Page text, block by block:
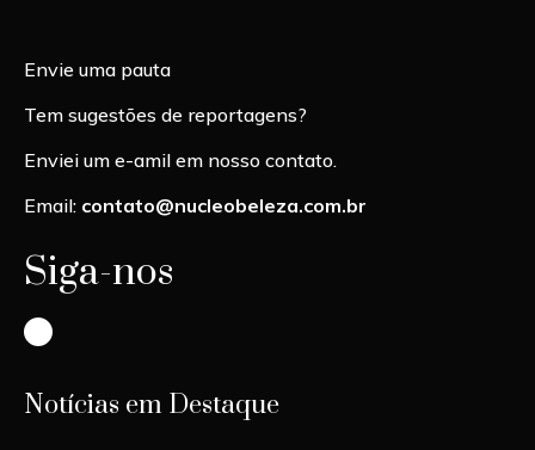
Envie uma pauta
Tem sugestões de reportagens?
Enviei um e-amil em nosso contato.
Email: contato@nucleobeleza.com.br
Siga-nos
Instagram
Notícias em Destaque